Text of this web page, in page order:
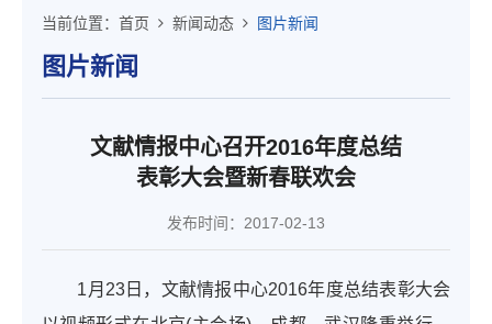
当前位置： 首页 新闻动态 图片新闻
图片新闻
文献情报中心召开2016年度总结
表彰大会暨新春联欢会
发布时间：2017-02-13
1月23日，文献情报中心2016年度总结表彰大会